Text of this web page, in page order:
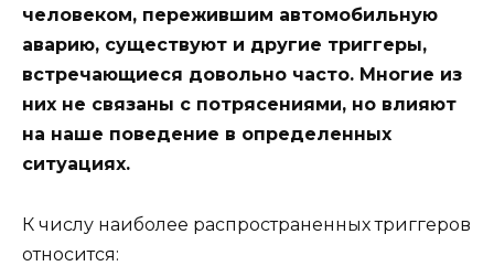
человеком, пережившим автомобильную
аварию, существуют и другие триггеры,
встречающиеся довольно часто. Многие из
них не связаны с потрясениями, но влияют
на наше поведение в определенных
ситуациях.
К числу наиболее распространенных триггеров
относится: